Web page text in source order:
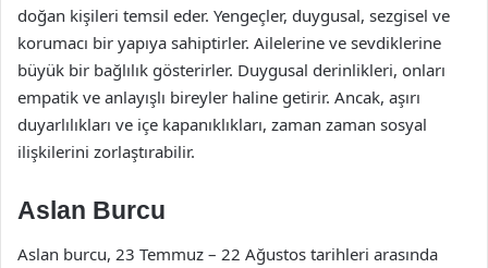
doğan kişileri temsil eder. Yengeçler, duygusal, sezgisel ve
korumacı bir yapıya sahiptirler. Ailelerine ve sevdiklerine
büyük bir bağlılık gösterirler. Duygusal derinlikleri, onları
empatik ve anlayışlı bireyler haline getirir. Ancak, aşırı
duyarlılıkları ve içe kapanıklıkları, zaman zaman sosyal
ilişkilerini zorlaştırabilir.
Aslan Burcu
Aslan burcu, 23 Temmuz – 22 Ağustos tarihleri arasında